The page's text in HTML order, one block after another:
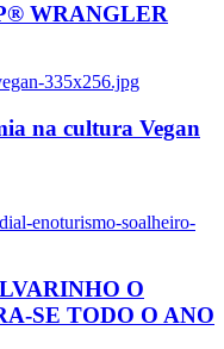
WRANGLER
335x256.jpg
na cultura Vegan
enoturismo-soalheiro-
O
SE TODO O ANO